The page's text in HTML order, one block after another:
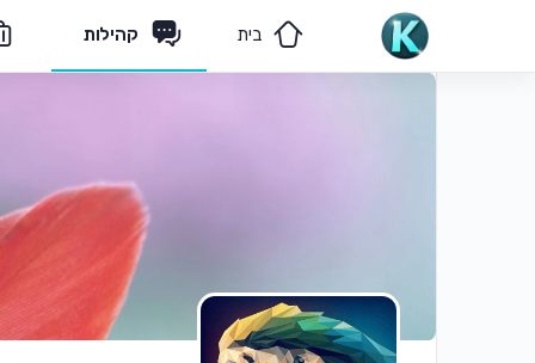
בית קהילות